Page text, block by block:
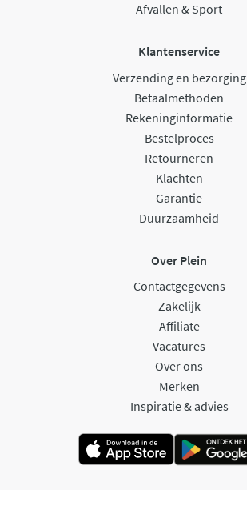
Afvallen & Sport
Klantenservice
Verzending en bezorging
Betaalmethoden
Rekeninginformatie
Bestelproces
Retourneren
Klachten
Garantie
Duurzaamheid
Over Plein
Contactgegevens
Zakelijk
Affiliate
Vacatures
Over ons
Merken
Inspiratie & advies